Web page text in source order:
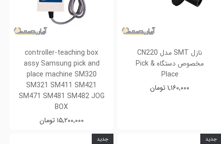
نازل SMT مدل CN220
مخصوص دستگاه Pick &
Place
۱,۱۶۰,۰۰۰ تومان
controller-teaching box
assy Samsung pick and
place machine SM320
SM321 SM411 SM421
SM471 SM481 SM482 JOG
BOX
۱۵,۲۰۰,۰۰۰ تومان
جدید جدید